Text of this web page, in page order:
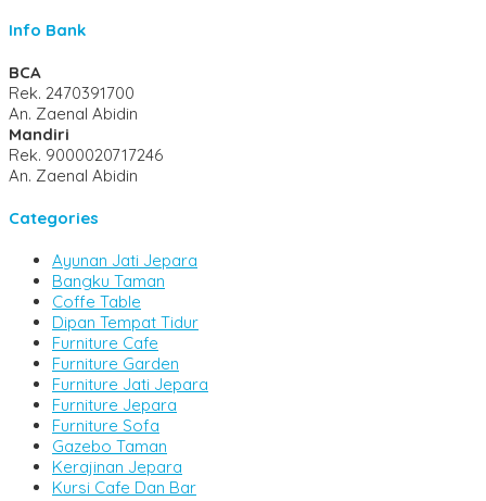
Info Bank
BCA
Rek. 2470391700
An. Zaenal Abidin
Mandiri
Rek. 9000020717246
An. Zaenal Abidin
Categories
Ayunan Jati Jepara
Bangku Taman
Coffe Table
Dipan Tempat Tidur
Furniture Cafe
Furniture Garden
Furniture Jati Jepara
Furniture Jepara
Furniture Sofa
Gazebo Taman
Kerajinan Jepara
Kursi Cafe Dan Bar